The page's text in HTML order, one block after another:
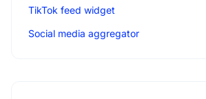
TikTok feed widget
Social media aggregator